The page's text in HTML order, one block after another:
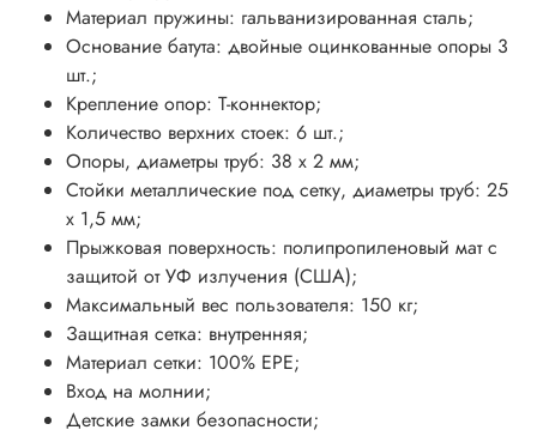
Материал пружины: гальванизированная сталь;
Основание батута: двойные оцинкованные опоры 3
шт.;
Крепление опор: T-коннектор;
Количество верхних стоек: 6 шт.;
Опоры, диаметры труб: 38 х 2 мм;
Стойки металлические под сетку, диаметры труб: 25
х 1,5 мм;
Прыжковая поверхность: полипропиленовый мат с
защитой от УФ излучения (США);
Максимальный вес пользователя: 150 кг;
Защитная сетка: внутренняя;
Материал сетки: 100% EPE;
Вход на молнии;
Детские замки безопасности;